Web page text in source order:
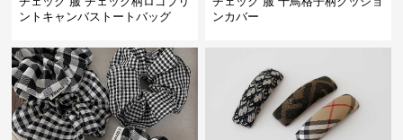
ントキャンバストートバッグ
ンカバー